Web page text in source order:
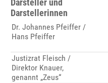
Darsteller und
Darstellerinnen
Dr. Johannes Pfeiffer /
Hans Pfeiffer
Justizrat Fleisch /
Direktor Knauer,
genannt „Zeus“